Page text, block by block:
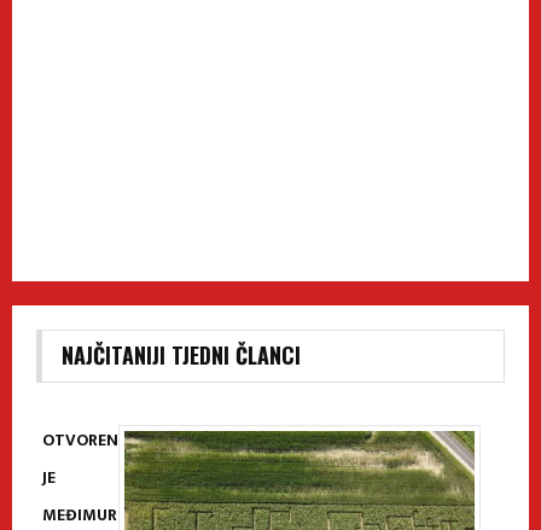
NAJČITANIJI TJEDNI ČLANCI
OTVOREN
JE
MEĐIMUR